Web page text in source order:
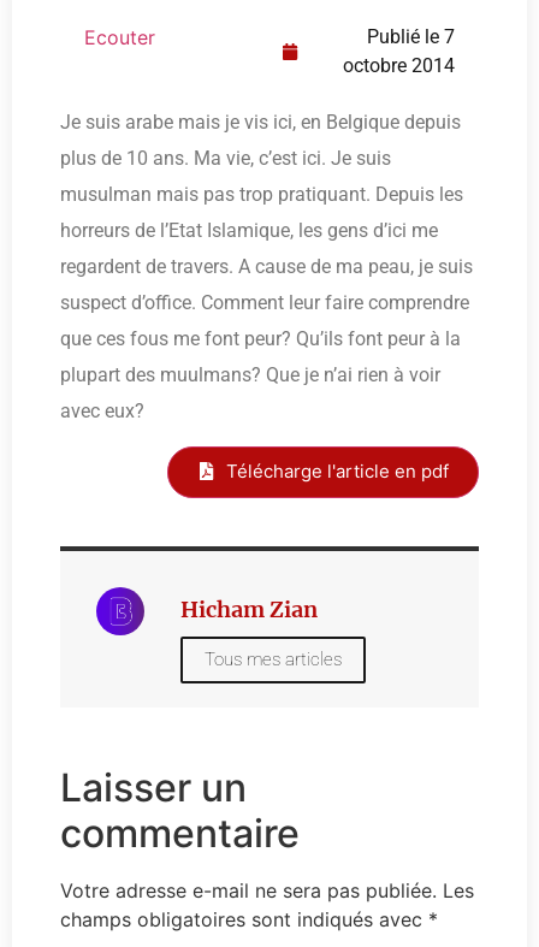
Ecouter Publié le 7
octobre 2014
Je suis arabe mais je vis ici, en Belgique depuis
plus de 10 ans. Ma vie, c’est ici. Je suis
musulman mais pas trop pratiquant. Depuis les
horreurs de l’Etat Islamique, les gens d’ici me
regardent de travers. A cause de ma peau, je suis
suspect d’office. Comment leur faire comprendre
que ces fous me font peur? Qu’ils font peur à la
plupart des muulmans? Que je n’ai rien à voir
avec eux?
Télécharge l'article en pdf
Hicham Zian
Tous mes articles
Laisser un
commentaire
Votre adresse e-mail ne sera pas publiée. Les
champs obligatoires sont indiqués avec *